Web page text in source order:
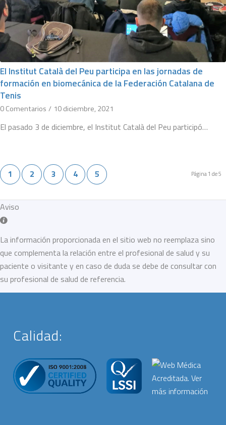
El Institut Català del Peu participa en las jornadas de
formación en biomecánica de la Federación Catalana de
Tenis
0 Comentarios / 10 diciembre, 2021
El pasado 3 de diciembre, el Institut Català del Peu participó…
Página 1 de 5
1 2 3 4 5
Aviso
La información proporcionada en el sitio web no reemplaza sino
que complementa la relación entre el profesional de salud y su
paciente o visitante y en caso de duda se debe de consultar con
su profesional de salud de referencia.
Calidad: